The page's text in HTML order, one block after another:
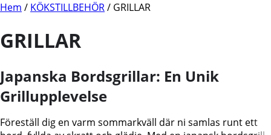
Hem / KÖKSTILLBEHÖR/ GRILLAR
GRILLAR
Japanska Bordsgrillar: En Unik
Grillupplevelse
Föreställ dig en varm sommarkväll där ni samlas runt ett